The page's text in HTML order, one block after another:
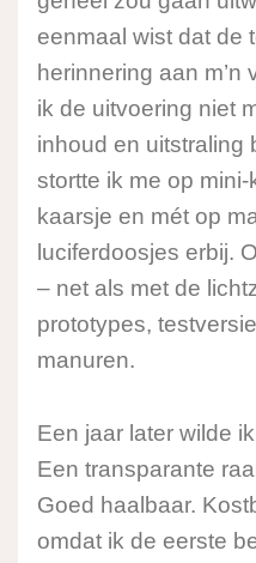
eenmaal wist dat de
herinnering aan m’n
ik de uitvoering niet
inhoud en uitstraling
stortte ik me op
kaarsje en mét op
luciferdoosjes erbij.
– net als met de
prototypes,
manuren.
Een jaar later wilde
Een transparante
Goed haalbaar.
omdat ik de eerste